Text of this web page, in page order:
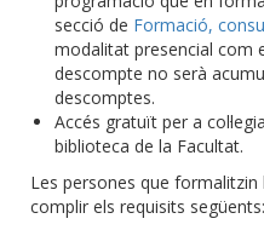
secció de Formació,
modalitat presencial com
descompte no serà
descomptes.
Accés gratuït per a
biblioteca de la Facultat.
Les persones que
complir els requisits següents: